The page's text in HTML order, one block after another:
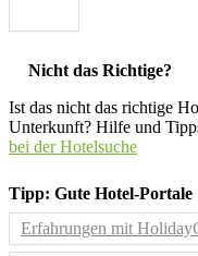
Nicht das Richtige?
Ist das nicht das richtige
Unterkunft? Hilfe und
bei der Hotelsuche
Tipp: Gute Hotel-Portale
Erfahrungen mit